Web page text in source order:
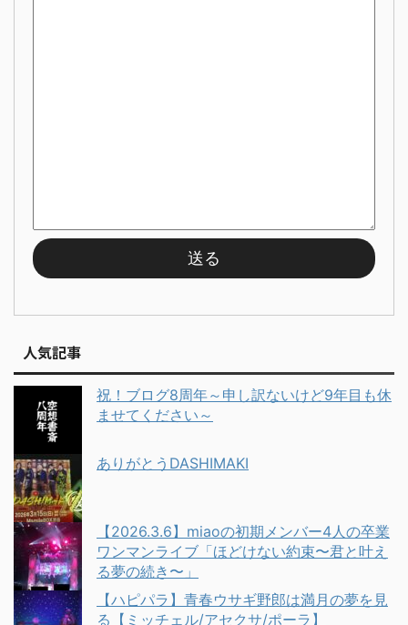
人気記事
祝！ブログ8周年～申し訳ないけど9年目も休
ませてください～
ありがとうDASHIMAKI
【2026.3.6】miaoの初期メンバー4人の卒業
ワンマンライブ「ほどけない約束〜君と叶え
る夢の続き〜」
【ハピパラ】青春ウサギ野郎は満月の夢を見
る【ミッチェル/アセクサ/ポーラ】